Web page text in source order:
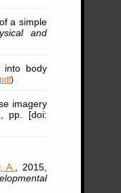
a simple
and
into body
)
imagery
pp. [doi:
A.
, 2015,